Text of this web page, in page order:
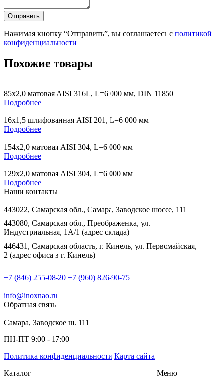
Нажимая кнопку “Отправить”, вы соглашаетесь с политикой
конфиденциальности
Похожие товары
85х2,0 матовая AISI 316L, L=6 000 мм, DIN 11850
Подробнее
16х1,5 шлифованная AISI 201, L=6 000 мм
Подробнее
154х2,0 матовая AISI 304, L=6 000 мм
Подробнее
129х2,0 матовая AISI 304, L=6 000 мм
Подробнее
Наши контакты
443022, Самарская обл., Самара, Заводское шоссе, 111
443080, Самарская обл., Преображенка, ул.
Индустриальная, 1А/1 (адрес склада)
446431, Самарская область, г. Кинель, ул. Первомайская,
2 (адрес офиса в г. Кинель)
+7 (846) 255-08-20 +7 (960) 826-90-75
info@inoxnao.ru
Обратная связь
Самара, Заводское ш. 111
ПН-ПТ 9:00 - 17:00
Политика конфиденциальности Карта сайта
Каталог
Меню